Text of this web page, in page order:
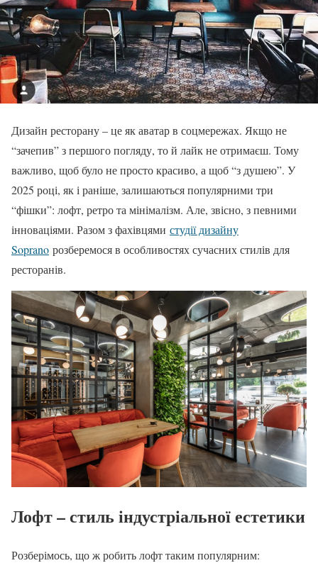
Дизайн ресторану – це як аватар в соцмережах. Якщо не
“зачепив” з першого погляду, то й лайк не отримаєш. Тому
важливо, щоб було не просто красиво, а щоб “з душею”. У
2025 році, як і раніше, залишаються популярними три
“фішки”: лофт, ретро та мінімалізм. Але, звісно, з певними
інноваціями. Разом з фахівцями студії дизайну
Soprano розберемося в особливостях сучасних стилів для
ресторанів.
Лофт – стиль індустріальної естетики
Розберімось, що ж робить лофт таким популярним: